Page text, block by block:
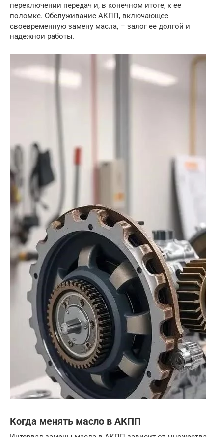
переключении передач и, в конечном итоге, к ее
поломке. Обслуживание АКПП, включающее
своевременную замену масла, – залог ее долгой и
надежной работы.
Когда менять масло в АКПП